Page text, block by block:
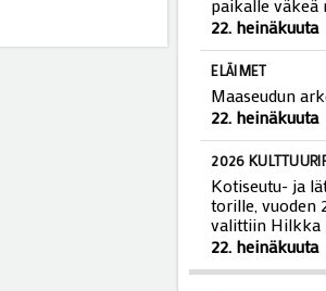
Lemmensillan
paikalle väkeä
22. heinäkuuta
ELÄIMET
Maaseudun
22. heinäkuuta
2026
Kotiseutu- ja
torille, vuoden
valittiin Hilkka
22. heinäkuuta